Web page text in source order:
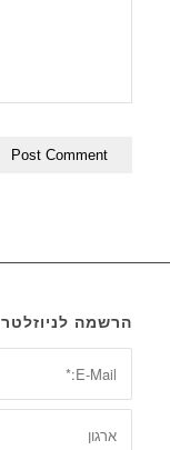
הרשמה לניוזלטר